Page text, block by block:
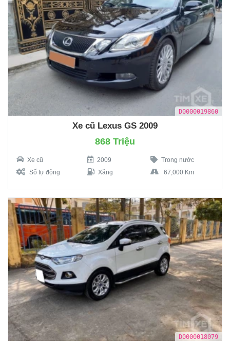
D0000019860
Xe cũ Lexus GS 2009
868 Triệu
Xe cũ 2009
Trong nước
Số tự động
Xăng 67,000 Km
D0000018079